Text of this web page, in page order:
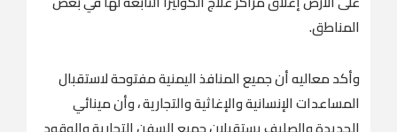
المناطق.
وأكد معاليه أن جميع المنافذ اليمنية مفتوحة لاستقبال
المساعدات الإنسانية والإغاثية والتجارية ، وأن مينائي